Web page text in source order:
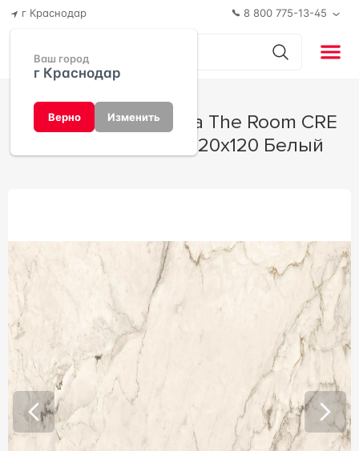
г Краснодар
Ваш город
г Краснодар
Верно Изменить
8 800 775-13-45
DL6 120 RM (п.п.) l120x120 Белый